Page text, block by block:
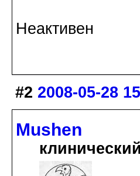
Неактивен
#2 2008-05-28
Mushen